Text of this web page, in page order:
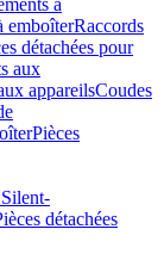
à
emboîterRaccords
détachées pour
aux
appareilsCoudes
Pièces
détachées